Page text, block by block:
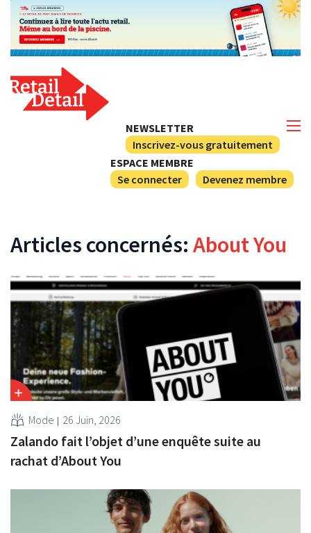
NEWSLETTER
Inscrivez-vous gratuitement
ESPACE MEMBRE
Se connecter
Devenez membre
Articles concernés: About You
Mode 26 Juin, 2026
Zalando fait l’objet d’une enquête suite au
rachat d’About You